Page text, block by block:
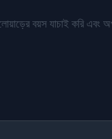
বয়স যাচাই করি